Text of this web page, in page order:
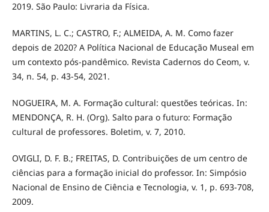
2019. São Paulo: Livraria da Física.
MARTINS, L. C.; CASTRO, F.; ALMEIDA, A. M. Como fazer
depois de 2020? A Política Nacional de Educação Museal em
um contexto pós-pandêmico. Revista Cadernos do Ceom, v.
34, n. 54, p. 43-54, 2021.
NOGUEIRA, M. A. Formação cultural: questões teóricas. In:
MENDONÇA, R. H. (Org). Salto para o futuro: Formação
cultural de professores. Boletim, v. 7, 2010.
OVIGLI, D. F. B.; FREITAS, D. Contribuições de um centro de
ciências para a formação inicial do professor. In: Simpósio
Nacional de Ensino de Ciência e Tecnologia, v. 1, p. 693-708,
2009.